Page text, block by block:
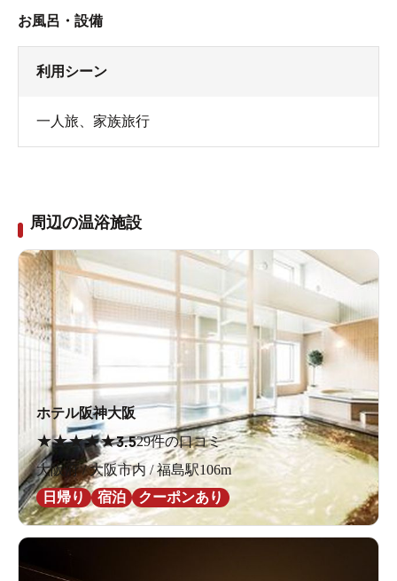
お風呂・設備
利用シーン
一人旅 家族旅行
周辺の温浴施設
ホテル阪神大阪
★★★★★3.529件の口コミ
大阪府 / 大阪市内 / 福島駅106m
日帰り
宿泊 クーポンあり